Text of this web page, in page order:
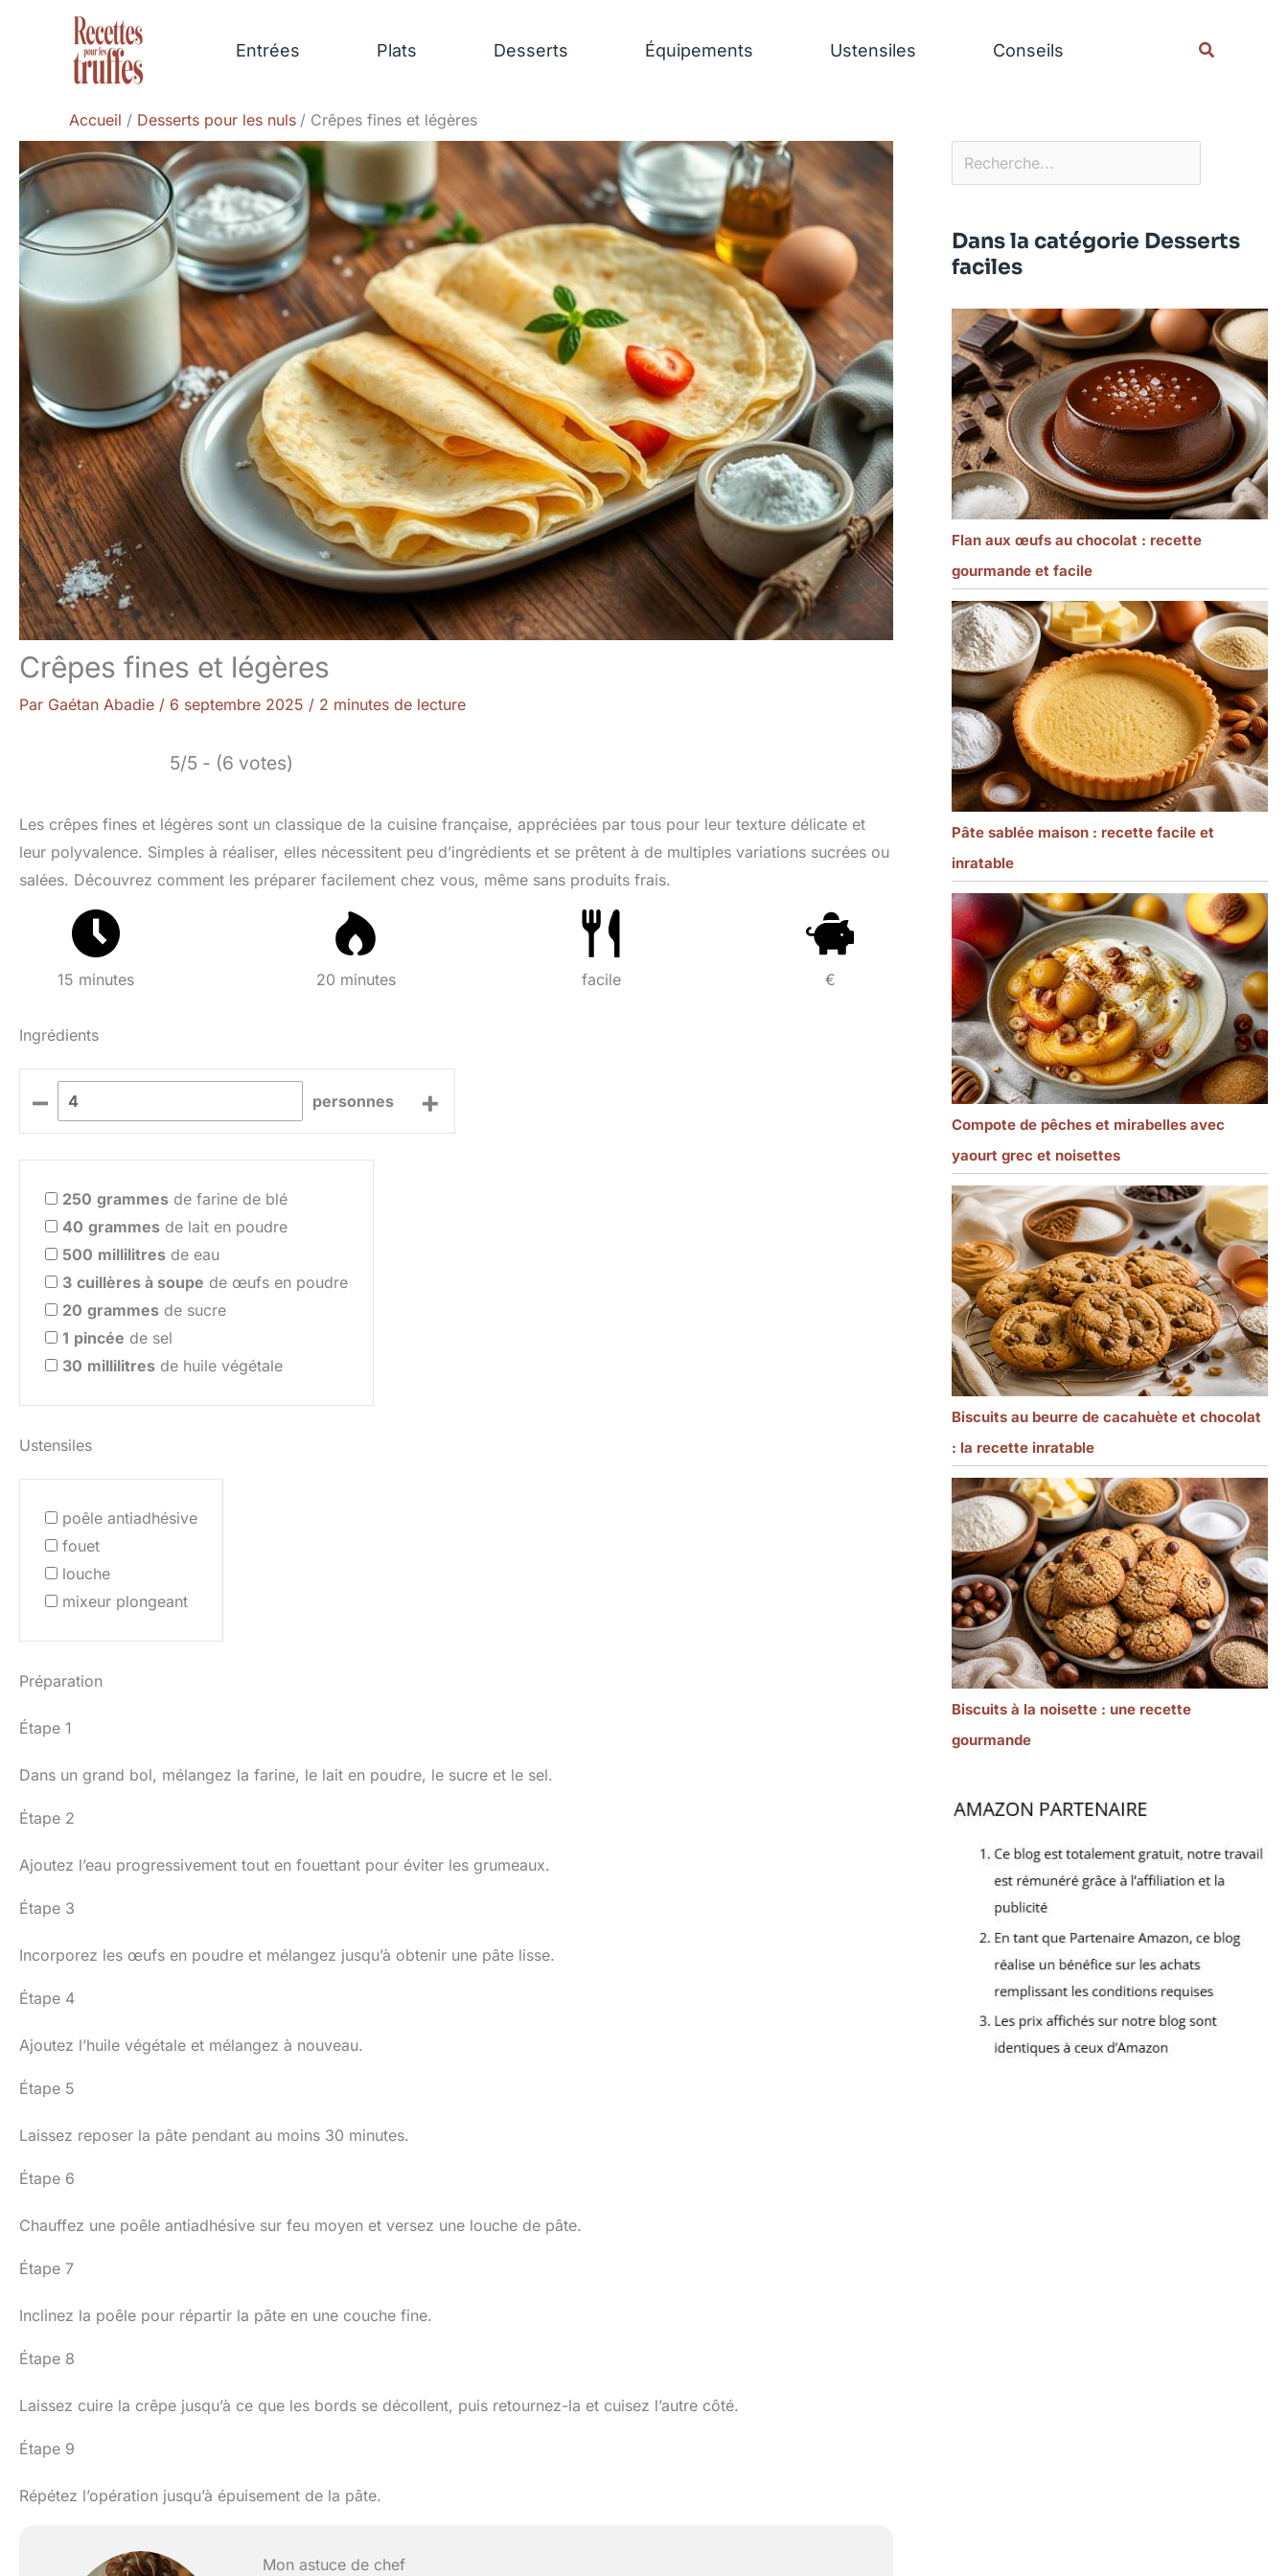
Entrées Plats Desserts Équipements Ustensiles Conseils
Accueil Desserts pour les nuls Crêpes fines et légères
Crêpes fines et légères
Par Gaétan Abadie / 6 septembre 2025 / 2 minutes de lecture
5/5 - (6 votes)
Les crêpes fines et légères sont un classique de la cuisine française, appréciées par tous pour leur texture délicate et
leur polyvalence. Simples à réaliser, elles nécessitent peu d’ingrédients et se prêtent à de multiples variations sucrées ou
salées. Découvrez comment les préparer facilement chez vous, même sans produits frais.
15 minutes 20 minutes facile €
Ingrédients
– personnes +
250 grammes de farine de blé
40 grammes de lait en poudre
500 millilitres de eau
3 cuillères à soupe de œufs en poudre
20 grammes de sucre
1 pincée de sel
30 millilitres de huile végétale
Ustensiles
poêle antiadhésive
fouet
louche
mixeur plongeant
Préparation
Étape 1
Dans un grand bol, mélangez la farine, le lait en poudre, le sucre et le sel.
Étape 2
Ajoutez l’eau progressivement tout en fouettant pour éviter les grumeaux.
Étape 3
Incorporez les œufs en poudre et mélangez jusqu’à obtenir une pâte lisse.
Étape 4
Ajoutez l’huile végétale et mélangez à nouveau.
Étape 5
Laissez reposer la pâte pendant au moins 30 minutes.
Étape 6
Chauffez une poêle antiadhésive sur feu moyen et versez une louche de pâte.
Étape 7
Inclinez la poêle pour répartir la pâte en une couche fine.
Étape 8
Laissez cuire la crêpe jusqu’à ce que les bords se décollent, puis retournez-la et cuisez l’autre côté.
Étape 9
Répétez l’opération jusqu’à épuisement de la pâte.
Mon astuce de chef
Dans la catégorie Desserts
faciles
Flan aux œufs au chocolat : recette
gourmande et facile
Pâte sablée maison : recette facile et
inratable
Compote de pêches et mirabelles avec
yaourt grec et noisettes
Biscuits au beurre de cacahuète et chocolat
: la recette inratable
Biscuits à la noisette : une recette
gourmande